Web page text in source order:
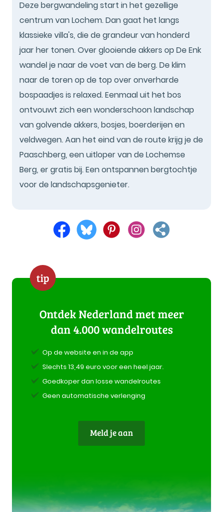
Deze bergwandeling start in het gezellige
centrum van Lochem. Dan gaat het langs
klassieke villa's, die de grandeur van honderd
jaar her tonen. Over glooiende akkers op De Enk
wandel je naar de voet van de berg. De klim
naar de toren op de top over onverharde
bospaadjes is relaxed. Eenmaal uit het bos
ontvouwt zich een wonderschoon landschap
van golvende akkers, bosjes, boerderijen en
veldwegen. Aan het eind van de route krijg je de
Paaschberg, een uitloper van de Lochemse
Berg, er gratis bij. Een ontspannen bergtochtje
voor de landschapsgenieter.
tip
Ontdek Nederland met meer
dan 4.000 wandelroutes
Op de website en in de app
Slechts 13,49 euro voor een heel jaar.
Goedkoper dan losse wandelroutes
Geen automatische verlenging
Meld je aan